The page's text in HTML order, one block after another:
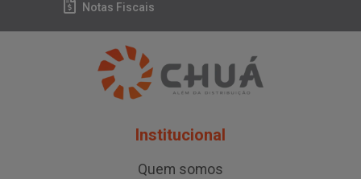
Notas Fiscais
Institucional
Quem somos